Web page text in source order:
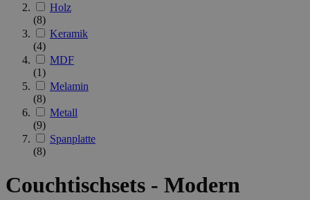
Holz
(8)
Keramik
(4)
MDF
(1)
Melamin
(8)
Metall
(9)
Spanplatte
(8)
Couchtischsets - Modern